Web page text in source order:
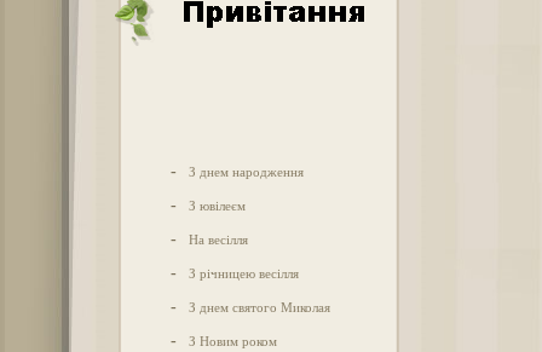
- З днем народження
- З ювілеєм
- На весілля
- З річницею весілля
- З днем святого Миколая
- З Новим роком